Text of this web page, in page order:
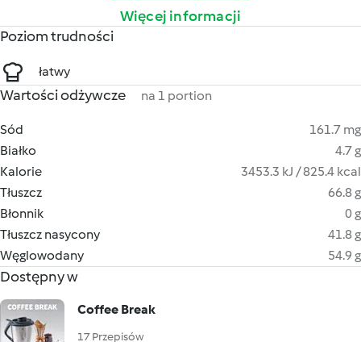
Więcej informacji
Poziom trudności
łatwy
Wartości odżywcze na 1 portion
Sód
161.7 mg
Białko
4.7 g
Kalorie
3453.3 kJ / 825.4 kcal
Tłuszcz
66.8 g
Błonnik
0 g
Tłuszcz nasycony
41.8 g
Węglowodany
54.9 g
Dostępny w
Coffee Break
17 Przepisów